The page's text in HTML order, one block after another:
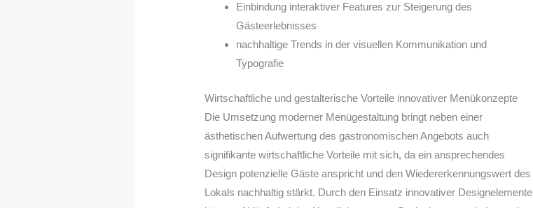
Einbindung interaktiver Features zur Steigerung des
Gästeerlebnisses
nachhaltige Trends in der visuellen Kommunikation und
Typografie
Wirtschaftliche und gestalterische Vorteile innovativer Menükonzepte
Die Umsetzung moderner Menügestaltung bringt neben einer
ästhetischen Aufwertung des gastronomischen Angebots auch
signifikante wirtschaftliche Vorteile mit sich, da ein ansprechendes
Design potenzielle Gäste anspricht und den Wiedererkennungswert des
Lokals nachhaltig stärkt. Durch den Einsatz innovativer Designelemente